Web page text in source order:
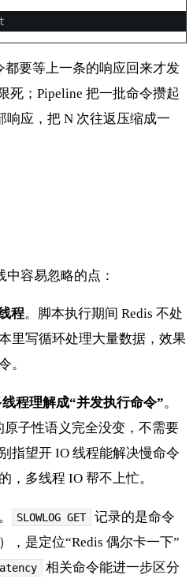
都要等上一条的响应回来才发
死；Pipeline 把一批命令攒起
应，把 N 次往返压缩成一
容易忽略的点：
程。脚本执行期间 Redis 不处
里写循环处理大量数据，效果
。
程理解成“并发执行命令”。
原子性语义完全没变，不需要
指望开 IO 线程能解决慢命令
多线程 IO 帮不上忙。
SLOWLOG GET
记录的是命令
，是定位“Redis 偶尔卡一下”
相关命令能进一步区分